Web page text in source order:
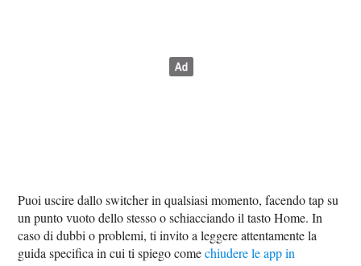
Puoi uscire dallo switcher in qualsiasi momento, facendo tap su
un punto vuoto dello stesso o schiacciando il tasto Home. In
caso di dubbi o problemi, ti invito a leggere attentamente la
guida specifica in cui ti spiego comechiudere le app in